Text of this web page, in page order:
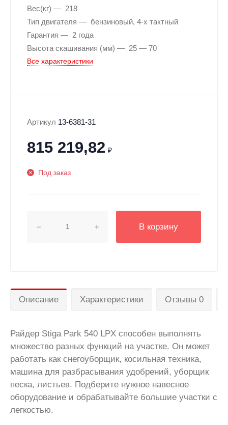
Вес(кг)
218
Тип двигателя
бензиновый, 4-х тактный
Гарантия
2 года
Высота скашивания (мм)
25 — 70
Все характеристики
Артикул 13-6381-31
815 219,82 ₽
Под заказ
В корзину
Описание Характеристики Отзывы 0
Райдер Stiga Park 540 LPX способен выполнять
множество разных функций на участке. Он может
работать как снегоуборщик, косильная техника,
машина для разбрасывания удобрений, уборщик
песка, листьев. Подберите нужное навесное
оборудование и обрабатывайте большие участки с
легкостью.